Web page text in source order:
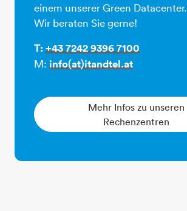
einem unserer Green Datacenter.
​​​​​​​Wir beraten Sie gerne!
T:+43 7242 9396 7100​​​​​​​
M: info(at)itandtel.at
Mehr Infos zu unseren
Rechenzentren